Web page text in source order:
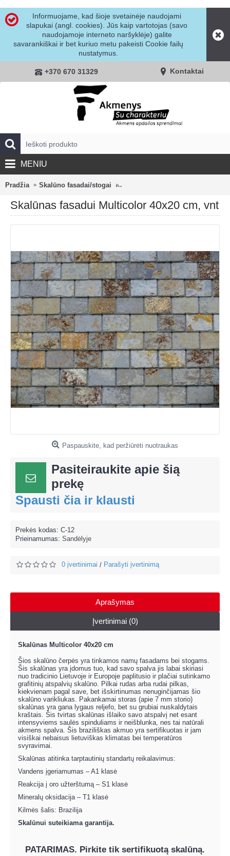
Informuojame, kad šioje svetainėje naudojami
slapukai (angl. cookies). Jūs kaip vartotojas (savo
naudojamoje interneto naršyklėje) galite
savarankiškai ir bet kuriuo metu pakeisti Cookie failų
nustatymus.
+370 670 31329 Kontaktai
MENIU
Pradžia Skalūno fasadai/stogai Skalūnas fasadui Multicolor
Skalūnas fasadui Multicolor 40x20 cm, vnt
Paspauskite, kad peržiūrėti nuotraukas
Pasiteiraukite apie šią
prekę
Spausti čia ir klausti
Prekės kodas: C-12
Prieinamumas: Sandėlyje
0 įvertinimai / Parašyti įvertinimą
Aprašymas
Įvertinimai (0)
Skalūnas Multicolor 40x20 cm
Šios skalūno čerpės yra tinkamos namų fasadams bei stogams.
Šis skalūnas yra įdomus tuo, kad savo spalva jis labai skiriasi
nuo tradicinio Lietuvoje ir Europoje paplitusio ir plačiai sutinkamo
grafitinių atspalvių skalūno. Pilkai rudas arba rudai pilkas,
kiekvienam pagal save, bet išskirtinumas nenuginčijamas šio
skalūno varikliukas. Pakankamai storas (apie 7 mm storio)
skalūnas yra gana lygaus reljefo, bet su grubiai nuskaldytais
kraštais. Šis tvirtas skalūnas išlaiko savo atspalvį net esant
intensyviems saulės spinduliams ir neišblunka, nes tai natūrali
akmens spalva. Šis braziliškas akmuo yra sertifikuotas ir jam
visiškai nebaisus lietuviškas klimatas bei temperatūros
svyravimai.
Skalūnas atitinka tarptautinių standartų reikalavimus:
Vandens įgeriamumas – A1 klasė
Reakcija į oro užterštumą – S1 klasė
Mineralų oksidacija – T1 klasė
Kilmės šalis: Brazilija
Skalūnui suteikiama garantija.
PATARIMAS. Pirkite tik sertifikuotą skalūną.